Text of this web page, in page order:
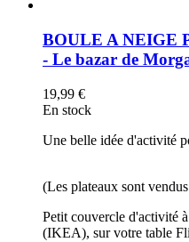
BOULE A NEIGE
- Le bazar de
19,99 €
En stock
Une belle idée d'activité
(Les plateaux sont
Petit couvercle d'activité
(IKEA), sur votre table